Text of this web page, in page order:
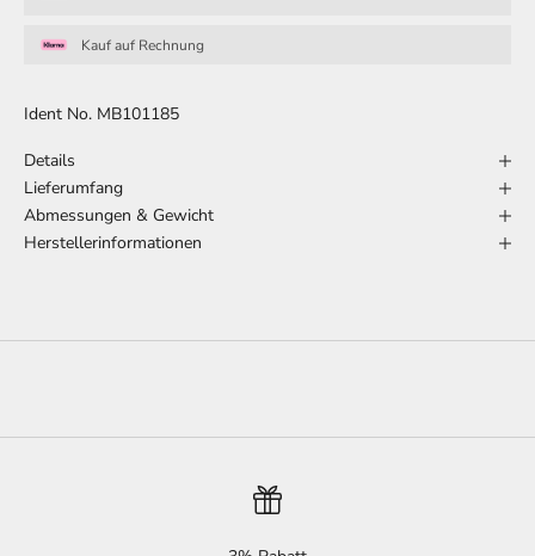
Kauf auf Rechnung
Ident No. MB101185
Details
Lieferumfang
Abmessungen & Gewicht
Herstellerinformationen